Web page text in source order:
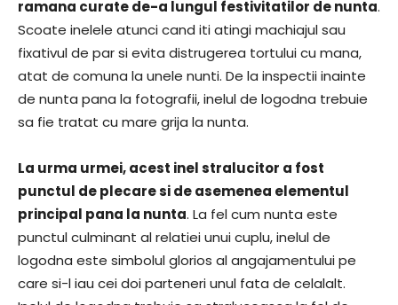
ramana curate de-a lungul festivitatilor de nunta.
Scoate inelele atunci cand iti atingi machiajul sau
fixativul de par si evita distrugerea tortului cu mana,
atat de comuna la unele nunti. De la inspectii inainte
de nunta pana la fotografii, inelul de logodna trebuie
sa fie tratat cu mare grija la nunta.
La urma urmei, acest inel stralucitor a fost
punctul de plecare si de asemenea elementul
principal pana la nunta. La fel cum nunta este
punctul culminant al relatiei unui cuplu, inelul de
logodna este simbolul glorios al angajamentului pe
care si-l iau cei doi parteneri unul fata de celalalt.